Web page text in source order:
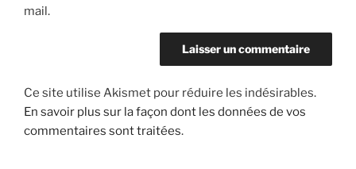
mail.
Ce site utilise Akismet pour réduire les indésirables.
En savoir plus sur la façon dont les données de vos
commentaires sont traitées.